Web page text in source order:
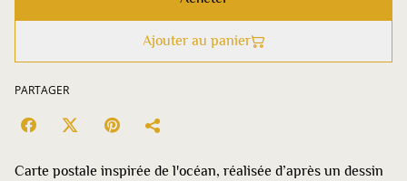
Ajouter au panier
PARTAGER
Carte postale inspirée de l'océan, réalisée d’après un dessin